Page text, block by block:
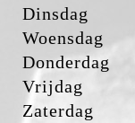
Dinsdag
Woensdag
Donderdag
Vrijdag
Zaterdag